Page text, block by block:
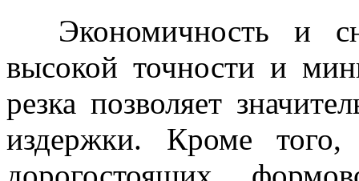
Экономичность и
высокой точности и
резка позволяет
издержки. Кроме того,